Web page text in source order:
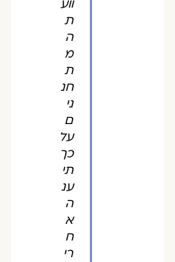
ווע
ת
ה
מ
ת
חנ
ני
ם
על
כך
תי
ענ
ה
א
ח
רי